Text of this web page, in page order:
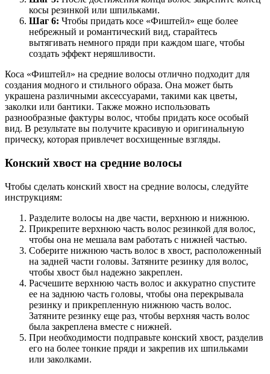
косы резинкой или шпильками.
Шаг 6: Чтобы придать косе «Фиштейл» еще более
небрежный и романтический вид, старайтесь
вытягивать немного пряди при каждом шаге, чтобы
создать эффект неряшливости.
Коса «Фиштейл» на средние волосы отлично подходит для
создания модного и стильного образа. Она может быть
украшена различными аксессуарами, такими как цветы,
заколки или бантики. Также можно использовать
разнообразные фактуры волос, чтобы придать косе особый
вид. В результате вы получите красивую и оригинальную
прическу, которая привлечет восхищенные взгляды.
Конский хвост на средние волосы
Чтобы сделать конский хвост на средние волосы, следуйте
инструкциям:
Разделите волосы на две части, верхнюю и нижнюю.
Прикрепите верхнюю часть волос резинкой для волос,
чтобы она не мешала вам работать с нижней частью.
Соберите нижнюю часть волос в хвост, расположенный
на задней части головы. Затяните резинку для волос,
чтобы хвост был надежно закреплен.
Расчешите верхнюю часть волос и аккуратно спустите
ее на заднюю часть головы, чтобы она перекрывала
резинку и прикрепленную нижнюю часть волос.
Затяните резинку еще раз, чтобы верхняя часть волос
была закреплена вместе с нижней.
При необходимости подправьте конский хвост, разделив
его на более тонкие пряди и закрепив их шпильками
или заколками.